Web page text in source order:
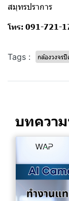
สมุทรปราการ
โทร: 091-721-
Tags : กล้องวงจรปิ
บทควา